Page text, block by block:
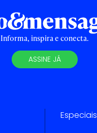
Informa, inspira e conecta.
ASSINE JÁ
Especiais